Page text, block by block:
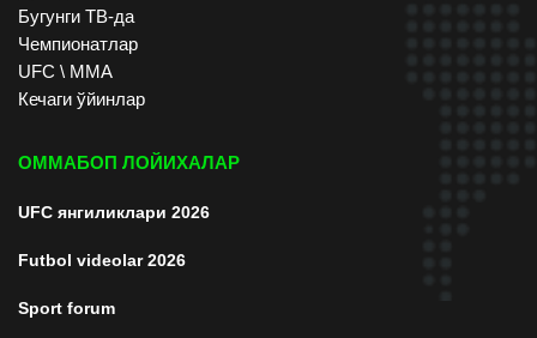
Бугунги ТВ-да
Чемпионатлар
UFC \ ММА
Кечаги ўйинлар
ОММАБОП ЛОЙИХАЛАР
UFC янгиликлари 2026
Futbol videolar 2026
Sport forum